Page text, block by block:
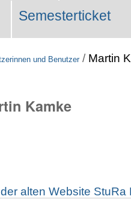
Semesterticket
und Benutzer / Martin
Kamke
alten Website StuRa